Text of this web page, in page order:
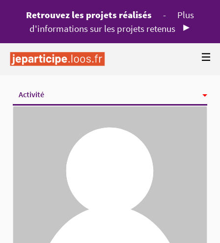
Retrouvez les projets réalisés -
Plus
d'informations sur les projets retenus
Activité